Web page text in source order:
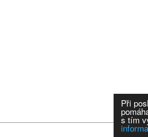
Při
s tím